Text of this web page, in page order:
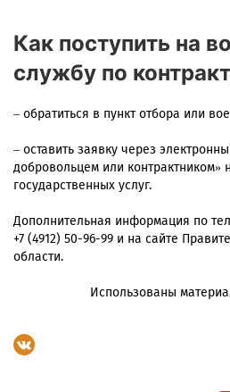
Как поступить на
службу по
– обратиться в пункт отбора или
– оставить заявку через
добровольцем или контрактником»
государственных услуг.
Дополнительная информация по
+7 (4912) 50-96-99 и на сайте
области.
Использованы